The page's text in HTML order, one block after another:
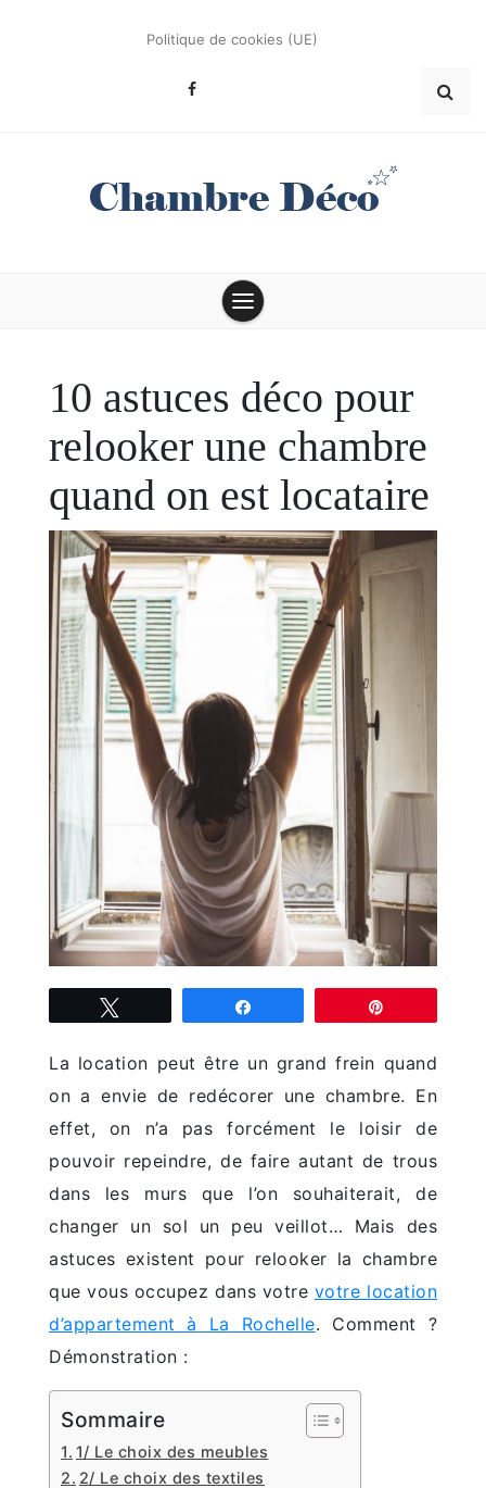
Politique de cookies (UE)
Chambre Déco
10 astuces déco pour
relooker une chambre
quand on est locataire
La location peut être un grand frein quand
on a envie de redécorer une chambre. En
effet, on n’a pas forcément le loisir de
pouvoir repeindre, de faire autant de trous
dans les murs que l’on souhaiterait, de
changer un sol un peu veillot… Mais des
astuces existent pour relooker la chambre
que vous occupez dans votre votre location
d’appartement à La Rochelle. Comment ?
Démonstration :
Sommaire
1/ Le choix des meubles
2/ Le choix des textiles